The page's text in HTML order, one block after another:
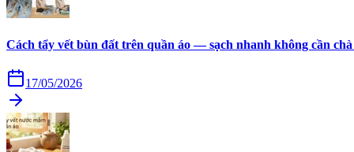
Cách tẩy vết bùn đất trên quần áo — sạch nhanh không cần
17/05/2026